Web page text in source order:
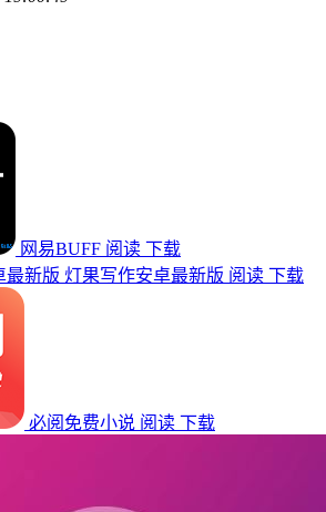
网易BUFF 阅读 下载
灯果写作安卓最新版 阅读 下载
必阅免费小说 阅读 下载